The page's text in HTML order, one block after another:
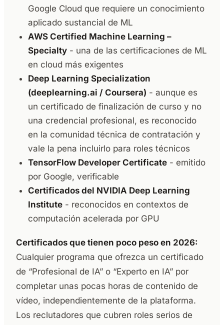
Google Cloud que requiere un conocimiento
aplicado sustancial de ML
AWS Certified Machine Learning –
Specialty - una de las certificaciones de ML
en cloud más exigentes
Deep Learning Specialization
(deeplearning.ai / Coursera) - aunque es
un certificado de finalización de curso y no
una credencial profesional, es reconocido
en la comunidad técnica de contratación y
vale la pena incluirlo para roles técnicos
TensorFlow Developer Certificate - emitido
por Google, verificable
Certificados del NVIDIA Deep Learning
Institute - reconocidos en contextos de
computación acelerada por GPU
Certificados que tienen poco peso en 2026:
Cualquier programa que ofrezca un certificado
de “Profesional de IA” o “Experto en IA” por
completar unas pocas horas de contenido de
vídeo, independientemente de la plataforma.
Los reclutadores que cubren roles serios de